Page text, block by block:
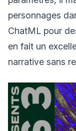
personnages
ChatML pour
en fait un
narrative sans